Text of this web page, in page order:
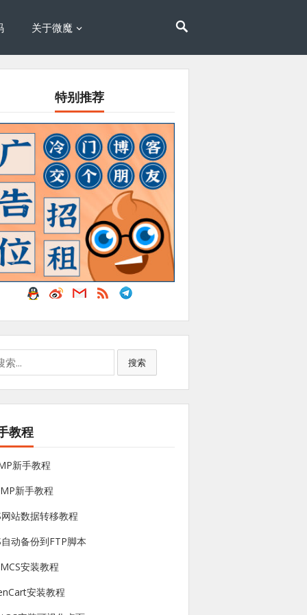
关于微魔
特别推荐
搜索
教程
新手教程
新手教程
网站数据转移教程
自动备份到FTP脚本
安装教程
安装教程